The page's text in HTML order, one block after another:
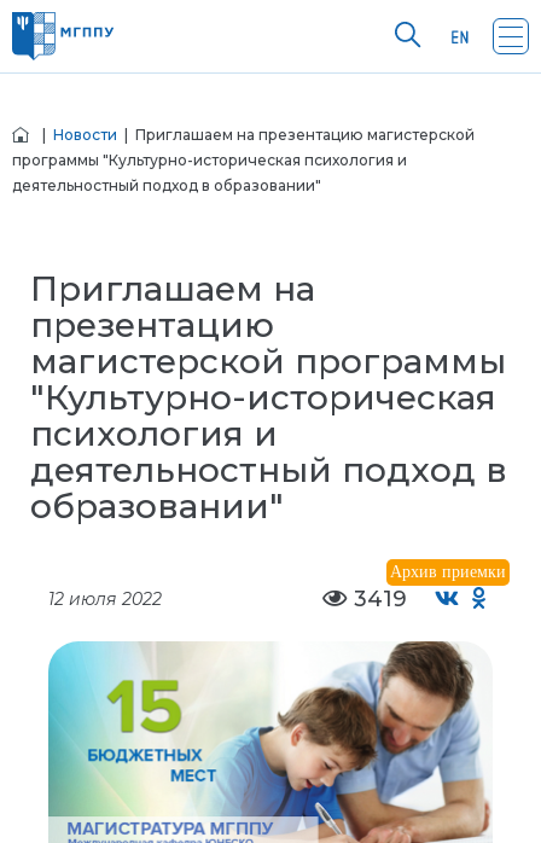
Новости | Приглашаем на презентацию магистерской
программы "Культурно-историческая психология и
деятельностный подход в образовании"
Приглашаем на
презентацию
магистерской программы
"Культурно-историческая
психология и
деятельностный подход в
образовании"
Архив приемки
12 июля 2022 3419